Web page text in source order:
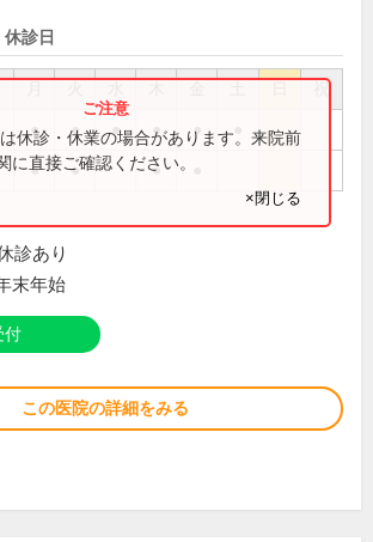
診日
祝
● ● ● ● ●
● ● ●
休診・休業の場合があります。来院前
に直接ご確認ください。
×閉じる
診あり
末年始
付
この医院の詳細をみる